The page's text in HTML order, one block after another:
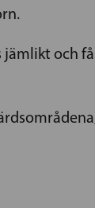
jämlikt och